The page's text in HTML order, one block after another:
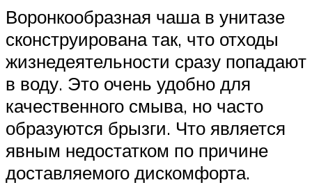
Воронкообразная чаша в унитазе
сконструирована так, что отходы
жизнедеятельности сразу попадают
в воду. Это очень удобно для
качественного смыва, но часто
образуются брызги. Что является
явным недостатком по причине
доставляемого дискомфорта.